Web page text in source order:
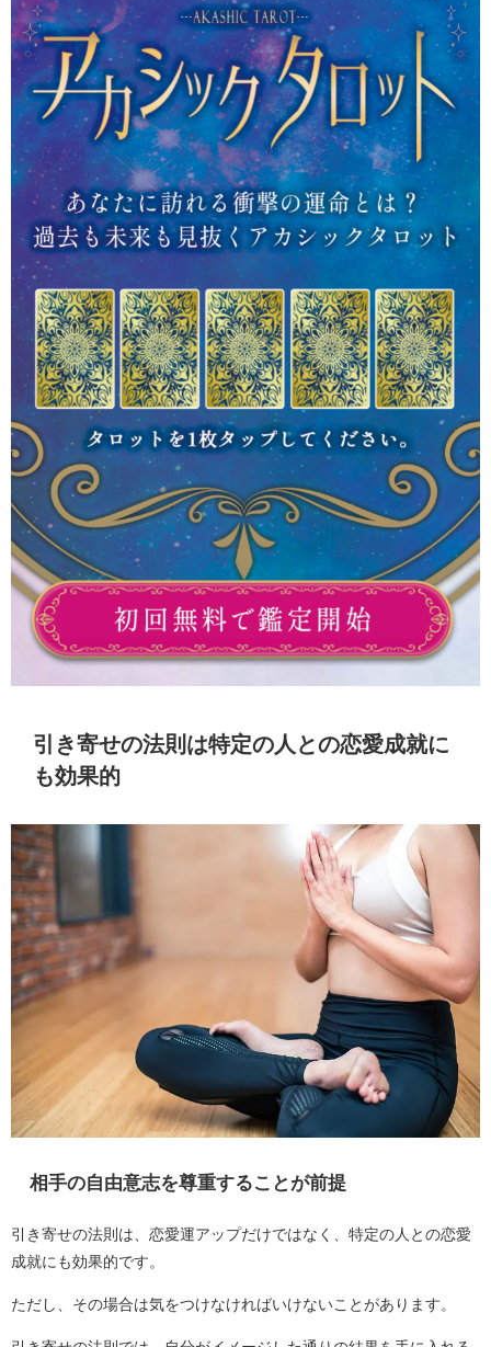
引き寄せの法則は特定の人との恋愛成就に
も効果的
相手の自由意志を尊重することが前提
引き寄せの法則は、恋愛運アップだけではなく、特定の人との恋愛
成就にも効果的です。
ただし、その場合は気をつけなければいけないことがあります。